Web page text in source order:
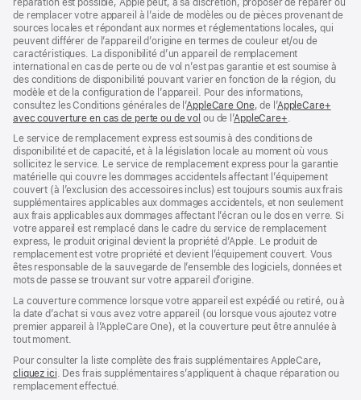
de remplacer votre appareil à l’aide de modèles ou de pièces provenant de
sources locales et répondant aux normes et réglementations locales, qui
peuvent différer de l’appareil d’origine en termes de couleur et/ou de
caractéristiques. La disponibilité d’un appareil de remplacement
international en cas de perte ou de vol n’est pas garantie et est soumise à
des conditions de disponibilité pouvant varier en fonction de la région, du
modèle et de la configuration de l’appareil. Pour des informations,
consultez les Conditions générales de l’AppleCare One(s’ouvre
dans
nouvelle
fenêtre)
, de l’AppleCare+
avec couverture en cas de perte ou de vol (s’ouvre
une
nouvelle
fenêtre)
ou de l’AppleCare+
une
nouvelle
fenêtre)
Le service de remplacement express est soumis à des conditions de
disponibilité et de capacité, et à la législation locale au moment où vous
sollicitez le service. Le service de remplacement express pour la garantie
matérielle qui couvre les dommages accidentels affectant l’équipement
couvert (à l’exclusion des accessoires inclus) est toujours soumis aux frais
supplémentaires applicables aux dommages accidentels, et non seulement
aux frais applicables aux dommages affectant l’écran ou le dos en verre. Si
votre appareil est remplacé dans le cadre du service de remplacement
express, le produit original devient la propriété d’Apple. Le produit de
remplacement est votre propriété et devient l’équipement couvert. Vous
êtes responsable de la sauvegarde de l’ensemble des logiciels, données et
mots de passe se trouvant sur votre appareil d’origine.
La couverture commence lorsque votre appareil est expédié ou retiré, ou à
la date d’achat si vous avez votre appareil (ou lorsque vous ajoutez votre
premier appareil à l’AppleCare One), et la couverture peut être annulée à
tout moment.
Pour consulter la liste complète des frais supplémentaires AppleCare,
cliquez ici (s’ouvre
dans
. Des frais supplémentaires s’appliquent à chaque réparation ou
remplacement effectué.